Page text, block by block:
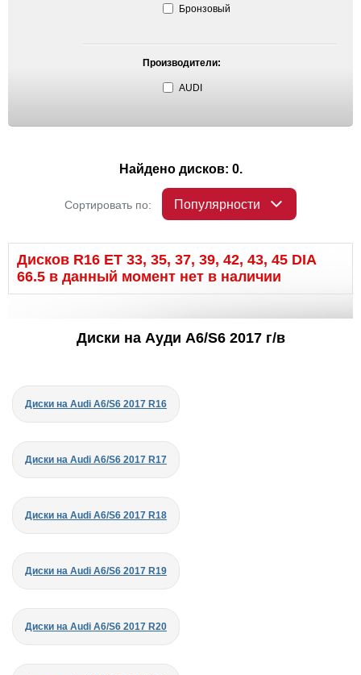
Бронзовый
Производители:
AUDI
Найдено дисков: 0.
Сортировать по: Популярности
Дисков R16 ET 33, 35, 37, 39, 42, 43, 45 DIA
66.5 в данный момент нет в наличии
Диски на Ауди A6/S6 2017 г/в
Диски на Audi A6/S6 2017 R16
Диски на Audi A6/S6 2017 R17
Диски на Audi A6/S6 2017 R18
Диски на Audi A6/S6 2017 R19
Диски на Audi A6/S6 2017 R20